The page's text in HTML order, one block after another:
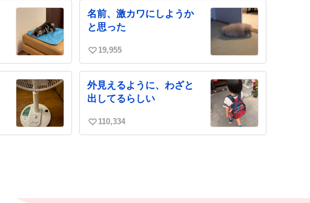
ね
数
名前、激カワにしようか
と思った
い
ね
数
19,955
外見えるように、わざと
出してるらしい
い
110,334